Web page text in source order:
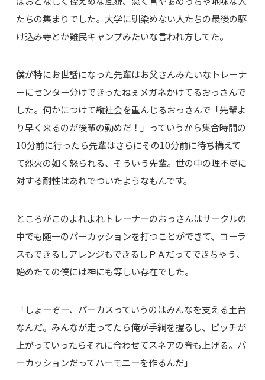
たちの集まりでした。大学に馴染めない人たちの最後の駆
け込み寺とか難民キャンプみたいな言われ方してた。
僕が特にお世話になった先輩はお父さんみたいなトレーナ
ーにセンター分けできったねぇメガネかけてるおっさんで
した。何かにつけて縦社会を重んじるおっさんで「先輩よ
り早く来るのが後輩の勤めだ！」っていうから集合時間の
10分前に行ったら先輩はさらにその10分前に待ち構えて
て烈火の如く怒られる、そういう先輩。世の中の理不尽に
対する耐性はあれでついたようなもんです。
ところがこのよれよれトレーナーのおっさんはサークルの
中でも随一のパーカッションを打つことができて、コーラ
スもできるしアレンジもできるしＰＡだってできちゃう、
始めたての僕には神にも等しい存在でした。
「しょーぞー、パーカスっていうのはみんなを支える土台
なんだ。みんなが走ってたら俺が手綱を握るし、ピッチが
上がっていったらそれに合わせてスネアの音も上げる。パ
ーカッションだってハーモニーを作るんだ」